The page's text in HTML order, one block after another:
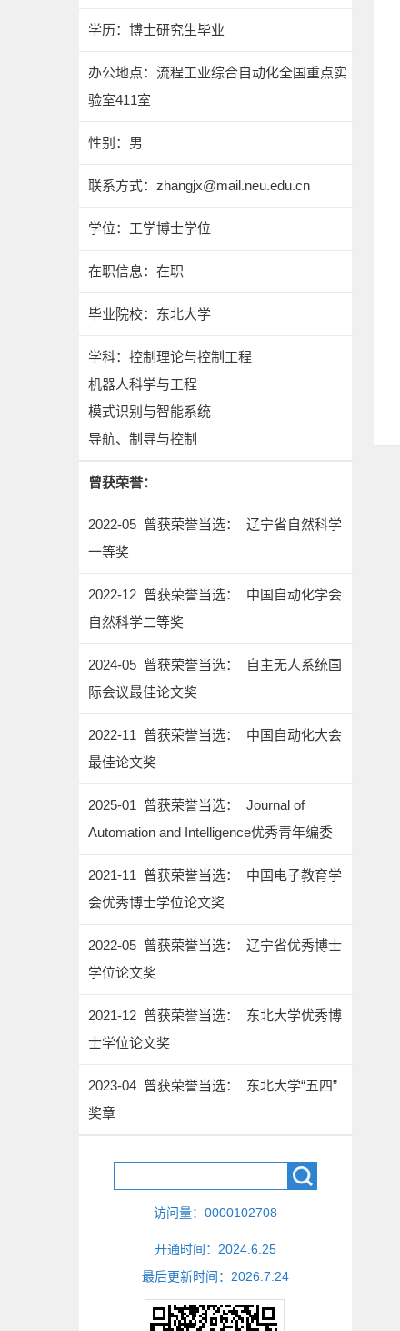
学历：博士研究生毕业
办公地点：流程工业综合自动化全国重点实
验室411室
性别：男
联系方式： zhangjx@mail.neu.edu.cn
学位：工学博士学位
在职信息：在职
毕业院校：东北大学
学科：控制理论与控制工程
机器人科学与工程
模式识别与智能系统
导航、制导与控制
曾获荣誉：
2022-05 曾获荣誉当选： 辽宁省自然科学
一等奖
2022-12 曾获荣誉当选： 中国自动化学会
自然科学二等奖
2024-05 曾获荣誉当选： 自主无人系统国
际会议最佳论文奖
2022-11 曾获荣誉当选： 中国自动化大会
最佳论文奖
2025-01 曾获荣誉当选： Journal of
Automation and Intelligence优秀青年编委
2021-11 曾获荣誉当选： 中国电子教育学
会优秀博士学位论文奖
2022-05 曾获荣誉当选： 辽宁省优秀博士
学位论文奖
2021-12 曾获荣誉当选： 东北大学优秀博
士学位论文奖
2023-04 曾获荣誉当选： 东北大学“五四”
奖章
访问量： 0000102708
开通时间： 2024 6 25
最后更新时间： 2026 7 24